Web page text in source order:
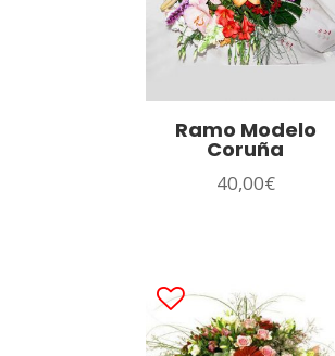
Ramo Modelo
Coruña
40,00€